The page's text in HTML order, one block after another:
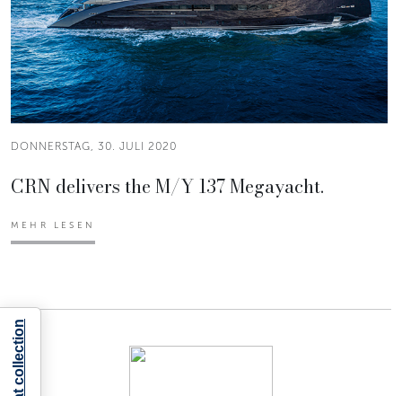
DONNERSTAG, 30. JULI 2020
CRN delivers the M/Y 137 Megayacht.
MEHR LESEN